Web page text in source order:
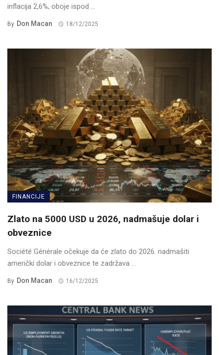
inflacija 2,6%, oboje ispod ...
By Don Macan 18/12/2025
FINANCIJE
Zlato na 5000 USD u 2026, nadmašuje dolar i
obveznice
Société Générale očekuje da će zlato do 2026. nadmašiti
američki dolar i obveznice te zadržava ...
By Don Macan 16/12/2025